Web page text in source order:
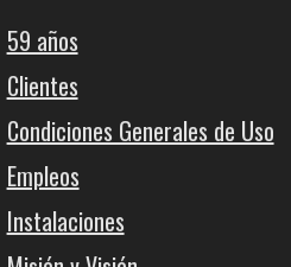
59 años
Clientes
Condiciones Generales de Uso
Empleos
Instalaciones